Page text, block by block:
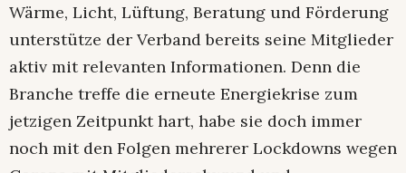
Wärme, Licht, Lüftung, Beratung und Förderung
unterstütze der Verband bereits seine Mitglieder
aktiv mit relevanten Informationen. Denn die
Branche treffe die erneute Energiekrise zum
jetzigen Zeitpunkt hart, habe sie doch immer
noch mit den Folgen mehrerer Lockdowns wegen